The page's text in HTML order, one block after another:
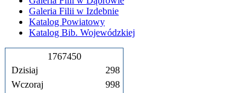
Galeria Filii w Izdebnie
Katalog Powiatowy
Katalog Bib. Wojewódzkiej
1 767450
Dzisiaj
Wczoraj
298
998